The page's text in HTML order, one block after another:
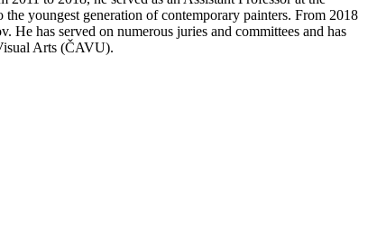
youngest generation of contemporary painters. From 2018
has served on numerous juries and committees and has
Arts (ČAVU).